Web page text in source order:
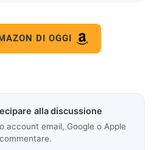
DI OGGI
alla discussione
account email, Google o Apple